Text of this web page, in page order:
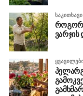
ᲡᲐᲙᲘᲗᲮᲐᲕᲘ
როგორ
ვარჯის